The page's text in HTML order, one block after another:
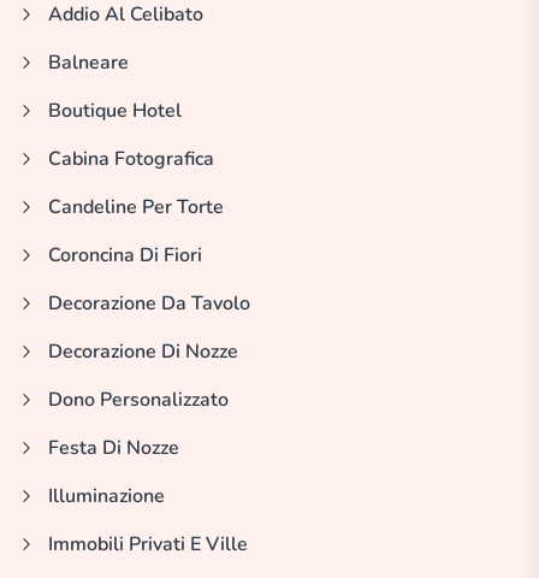
Addio Al Celibato
Balneare
Boutique Hotel
Cabina Fotografica
Candeline Per Torte
Coroncina Di Fiori
Decorazione Da Tavolo
Decorazione Di Nozze
Dono Personalizzato
Festa Di Nozze
Illuminazione
Immobili Privati E Ville